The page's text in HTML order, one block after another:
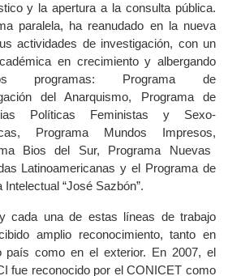
y la apertura a la consulta pública.
paralela, ha reanudado en la nueva
actividades de investigación, con un
en crecimiento y albergando
programas: Programa de
del Anarquismo, Programa de
Políticas Feministas y Sexo-
Programa Mundos Impresos,
Bios del Sur, Programa Nuevas
Latinoamericanas y el Programa de
Intelectual “José Sazbón”.
cada una de estas líneas de trabajo
amplio reconocimiento, tanto en
país como en el exterior. En 2007, el
fue reconocido por el CONICET como